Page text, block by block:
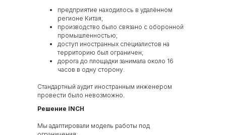
предприятие находилось в удалённом
регионе Китая;
производство было связано с оборонной
промышленностью;
доступ иностранных специалистов на
территорию был ограничен;
дорога до площадки занимала около 16
часов в одну сторону.
Стандартный аудит иностранным инженером
провести было невозможно.
Решение INCH
Мы адаптировали модель работы под